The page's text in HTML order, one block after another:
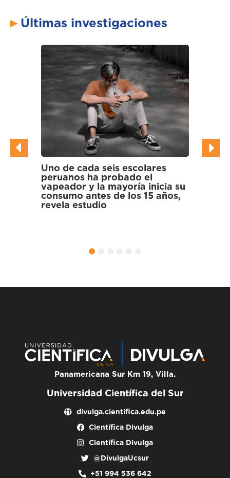
Últimas investigaciones
cada seis escolares
ha probado el
y la mayoría inicia su
antes de los 15 años,
Científicos hallan
multirresistentes a
en gallinazos y
los Pantanos de Villa
4
Panamericana Sur Km 19, Villa.
Universidad Científica del Sur
divulga.cientifica.edu.pe
Científica Divulga
Científica Divulga
@DivulgaUcsur
+51 994 536 642